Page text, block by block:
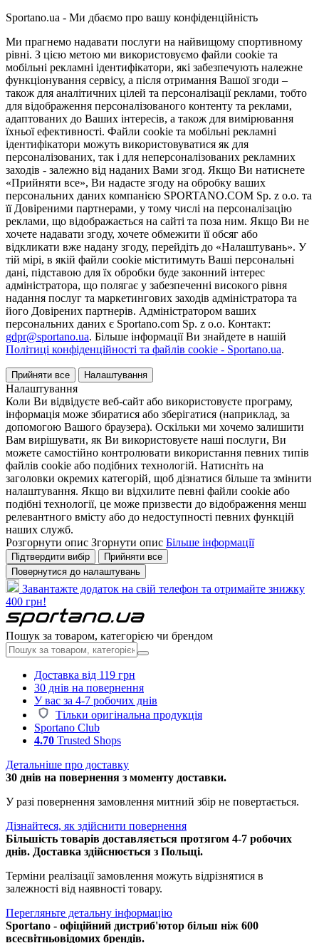
Sportano.ua - Ми дбаємо про вашу конфіденційність
Ми прагнемо надавати послуги на найвищому спортивному
рівні. З цією метою ми використовуємо файли cookie та
мобільні рекламні ідентифікатори, які забезпечують належне
функціонування сервісу, а після отримання Вашої згоди –
також для аналітичних цілей та персоналізації реклами, тобто
для відображення персоналізованого контенту та реклами,
адаптованих до Ваших інтересів, а також для вимірювання
їхньої ефективності. Файли cookie та мобільні рекламні
ідентифікатори можуть використовуватися як для
персоналізованих, так і для неперсоналізованих рекламних
заходів - залежно від наданих Вами згод. Якщо Ви натиснете
«Прийняти все», Ви надасте згоду на обробку ваших
персональних даних компанією SPORTANO.COM Sp. z o.o. та
її Довіреними партнерами, у тому числі на персоналізацію
реклами, що відображається на сайті та поза ним. Якщо Ви не
хочете надавати згоду, хочете обмежити її обсяг або
відкликати вже надану згоду, перейдіть до «Налаштувань». У
тій мірі, в якій файли cookie міститимуть Ваші персональні
дані, підставою для їх обробки буде законний інтерес
адміністратора, що полягає у забезпеченні високого рівня
надання послуг та маркетингових заходів адміністратора та
його Довірених партнерів. Адміністратором ваших
персональних даних є Sportano.com Sp. z o.o. Контакт:
gdpr@sportano.ua. Більше інформації Ви знайдете в нашій
Політиці конфіденційності та файлів cookie - Sportano.ua.
Прийняти все Налаштування
Налаштування
Коли Ви відвідуєте веб-сайт або використовуєте програму,
інформація може збиратися або зберігатися (наприклад, за
допомогою Вашого браузера). Оскільки ми хочемо залишити
Вам вирішувати, як Ви використовуєте наші послуги, Ви
можете самостійно контролювати використання певних типів
файлів cookie або подібних технологій. Натисніть на
заголовки окремих категорій, щоб дізнатися більше та змінити
налаштування. Якщо ви відхилите певні файли cookie або
подібні технології, це може призвести до відображення менш
релевантного вмісту або до недоступності певних функцій
наших служб.
Розгорнути опис Згорнути опис Більше інформації
Підтвердити вибір
Прийняти все
Повернутися до налаштувань
Завантажте додаток на свій телефон та отримайте знижку
400 грн!
Пошук за товаром, категорією чи брендом
Доставка від 119 грн
30 днів на повернення
У вас за 4-7 робочих днів
Тільки оригінальна продукція
Sportano Club
4.70 Trusted Shops
Детальніше про доставку
30 днів на повернення з моменту доставки.
У разі повернення замовлення митний збір не повертається.
Дізнайтеся, як здійснити повернення
Більшість товарів доставляється протягом 4-7 робочих
днів. Доставка здійснюється з Польщі.
Терміни реалізації замовлення можуть відрізнятися в
залежності від наявності товару.
Перегляньте детальну інформацію
Sportano - офіційний дистриб'ютор більш ніж 600
всесвітньовідомих брендів.